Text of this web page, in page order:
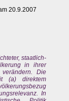
20.9.2007
staatlich-
in ihrer
Die
(a) direktem
In